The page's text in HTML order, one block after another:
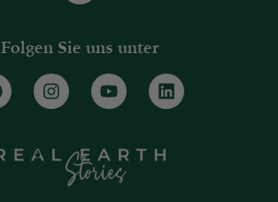
Folgen Sie uns unter